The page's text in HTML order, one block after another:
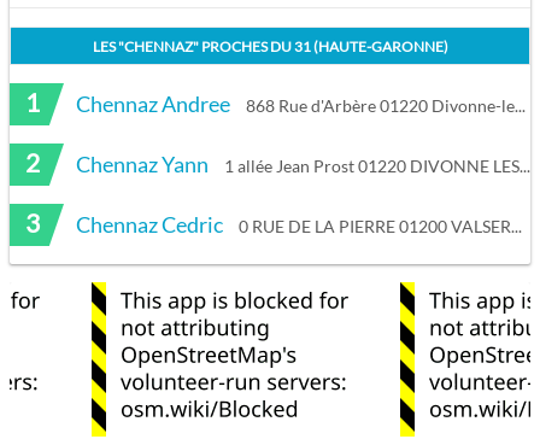
LES "CHENNAZ" PROCHES DU31 (HAUTE-GARONNE)
1 Chennaz Andree 868 Rue d'Arbère 01220 Divonne-les-Bains
2 Chennaz Yann 1 allée Jean Prost 01220 DIVONNE LES BAINS
3 Chennaz Cedric 0 RUE DE LA PIERRE 01200 VALSERHONE